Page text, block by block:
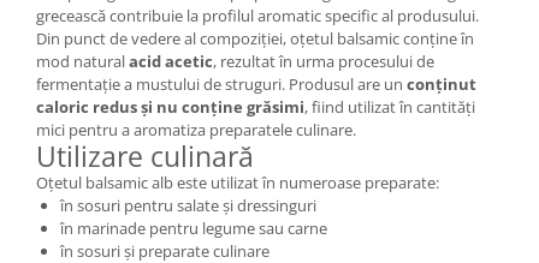
grecească contribuie la profilul aromatic specific al produsului.
Din punct de vedere al compoziției, oțetul balsamic conține în
mod naturalacid acetic, rezultat în urma procesului de
fermentație a mustului de struguri. Produsul are un conținut
caloric redus și nu conține grăsimi, fiind utilizat în cantități
mici pentru a aromatiza preparatele culinare.
Utilizare culinară
Oțetul balsamic alb este utilizat în numeroase preparate:
în sosuri pentru salate și dressinguri
în marinade pentru legume sau carne
în sosuri și preparate culinare